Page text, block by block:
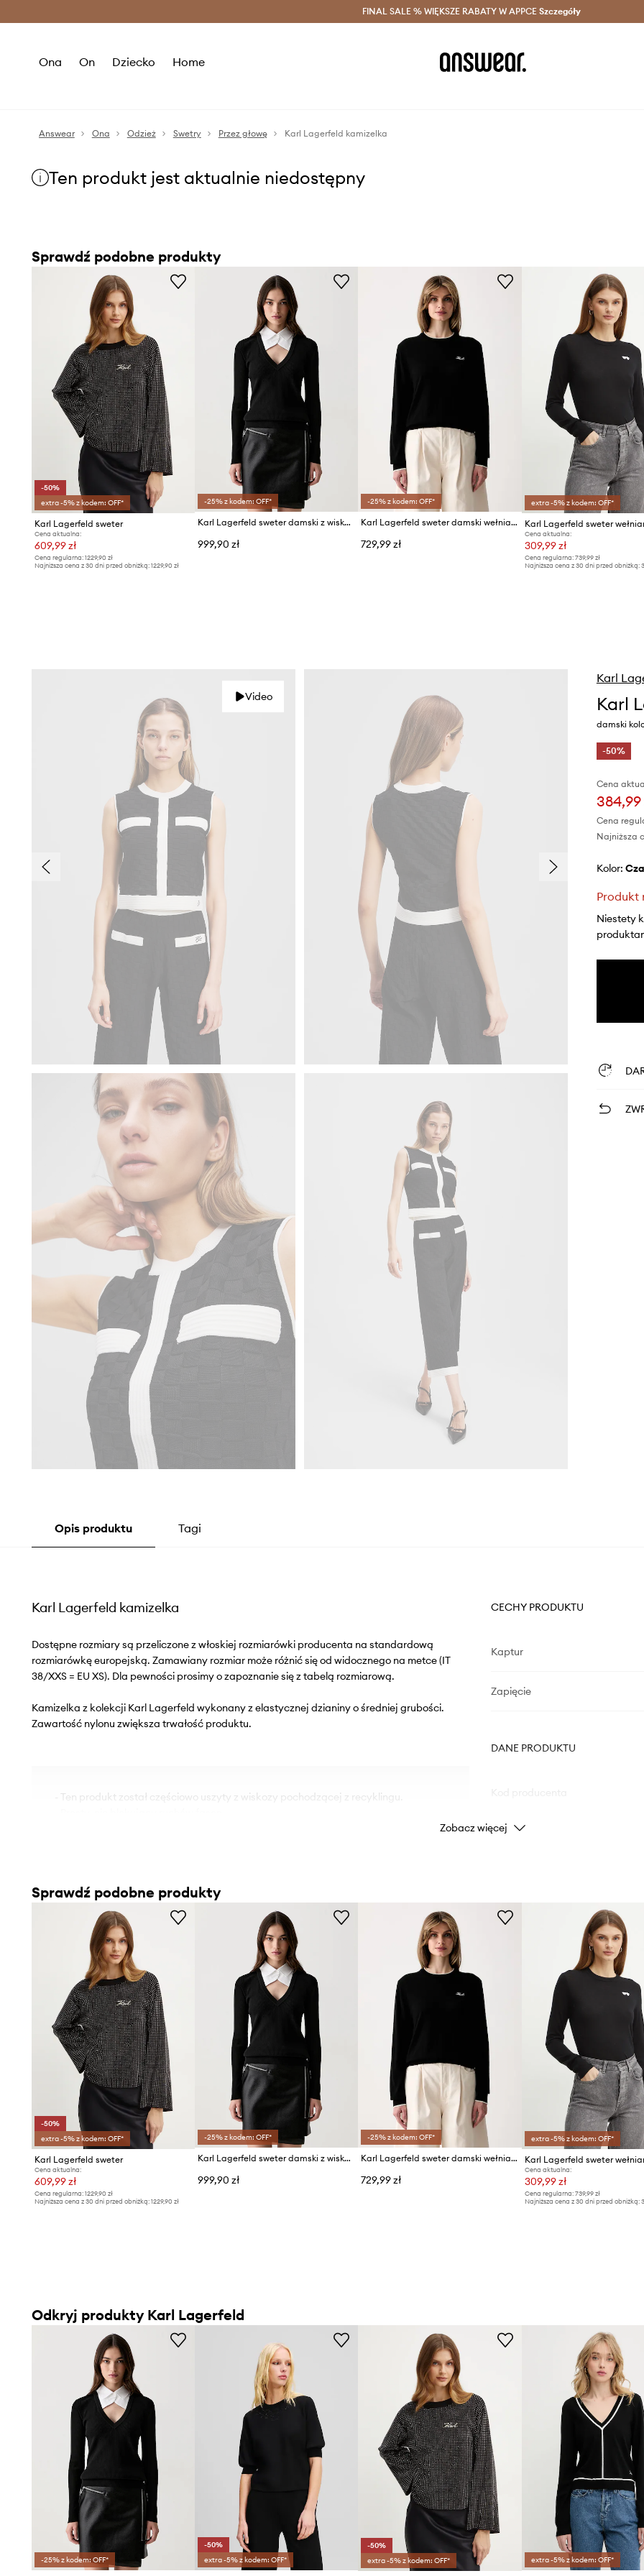
Oszczędzaj z Answear Club > Dostawa nawet w 24h >
FINAL SALE % WIĘKSZE RABATY W APPCE Szczegóły
Ona On Dziecko Home
Answear Ona Odzież Swetry Przez głowę Karl Lagerfeld kamizelka
Ten produkt jest aktualnie niedostępny
Sprawdź podobne produkty
-50%
extra -5% z kodem: OFF*
Karl Lagerfeld sweter
Cena aktualna:
609,99 zł
Cena regularna: 1229,90 zł
Najniższa cena z 30 dni przed obniżką: 1229,90 zł
-25% z kodem: OFF*
Karl Lagerfeld sweter damski z wiskozą
999,90 zł
-25% z kodem: OFF*
Karl Lagerfeld sweter damski wełniany
729,99 zł
extra -5% z kodem: OFF*
Karl Lagerfeld sweter
Cena aktualna:
309,99 zł
Cena regularna: 739,99 zł
Najniższa cena z 30 dni przed obniżką:
Video
Karl
Karl
damski
-50%
Cena
384,99
Cena
Najniższa
Kolor:
Produkt
Niestety
Opis produktu Tagi
Karl Lagerfeld kamizelka
Dostępne rozmiary są przeliczone z włoskiej rozmiarówki producenta na standardową
rozmiarówkę europejską. Zamawiany rozmiar może różnić się od widocznego na metce (IT
38/XXS = EU XS). Dla pewności prosimy o zapoznanie się z tabelą rozmiarową.
Kamizelka z kolekcji Karl Lagerfeld wykonany z elastycznej dzianiny o średniej grubości.
Zawartość nylonu zwiększa trwałość produktu.
- Ten produkt został częściowo uszyty z wiskozy pochodzącej z recyklingu.
CECHY PRODUKTU
Kaptur
Zapięcie
DANE PRODUKTU
Kolor
Producent
Zobacz więcej
Sprawdź podobne produkty
-50%
extra -5% z kodem: OFF*
Karl Lagerfeld sweter
Cena aktualna:
609,99 zł
Cena regularna: 1229,90 zł
Najniższa cena z 30 dni przed obniżką: 1229,90 zł
-25% z kodem: OFF*
Karl Lagerfeld sweter damski z wiskozą
999,90 zł
-25% z kodem: OFF*
Karl Lagerfeld sweter damski wełniany
729,99 zł
extra -5% z kodem: OFF*
Karl Lagerfeld sweter
Cena aktualna:
309,99 zł
Cena regularna: 739,99 zł
Najniższa cena z 30 dni przed obniżką:
Odkryj produkty Karl Lagerfeld
-25% z kodem: OFF*
-50%
extra -5% z kodem: OFF*
-50%
extra -5% z kodem: OFF*
extra -5% z kodem: OFF*